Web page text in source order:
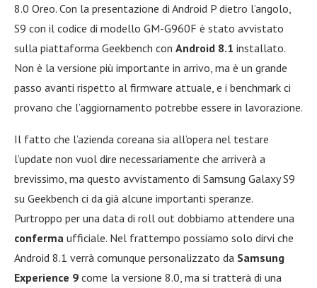
8.0 Oreo. Con la presentazione di Android P dietro l’angolo,
S9 con il codice di modello GM-G960F è stato avvistato
sulla piattaforma Geekbench con Android 8.1 installato.
Non è la versione più importante in arrivo, ma è un grande
passo avanti rispetto al firmware attuale, e i benchmark ci
provano che l’aggiornamento potrebbe essere in lavorazione.
Il fatto che l’azienda coreana sia all’opera nel testare
l’update non vuol dire necessariamente che arriverà a
brevissimo, ma questo avvistamento di Samsung Galaxy S9
su Geekbench ci da già alcune importanti speranze.
Purtroppo per una data di roll out dobbiamo attendere una
conferma ufficiale. Nel frattempo possiamo solo dirvi che
Android 8.1 verrà comunque personalizzato da Samsung
Experience 9 come la versione 8.0, ma si tratterà di una